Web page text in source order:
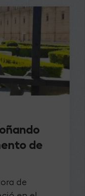
de
de